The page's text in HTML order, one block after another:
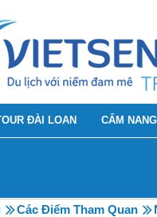
ĐÀI LOAN CẨM NANG
Các Điểm Tham Quan